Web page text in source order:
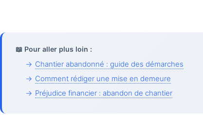
📖 Pour aller plus loin :
→ Chantier abandonné : guide des démarches
→ Comment rédiger une mise en demeure
→ Préjudice financier : abandon de chantier